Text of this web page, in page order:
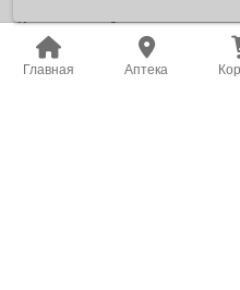
Главная Аптека
Владелец сайта
копирование и размещение
настоящем сайте